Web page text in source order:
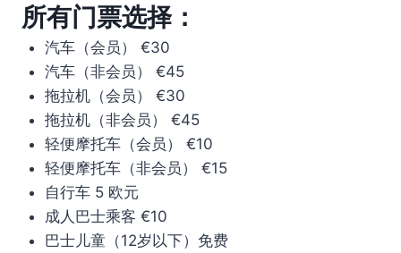
所有门票选择：
汽车（会员） €30
汽车（非会员） €45
拖拉机（会员） €30
拖拉机（非会员） €45
轻便摩托车（会员） €10
轻便摩托车（非会员） €15
自行车 5 欧元
成人巴士乘客 €10
巴士儿童（12岁以下）免费